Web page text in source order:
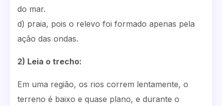
do mar.
d) praia, pois o relevo foi formado apenas pela
ação das ondas.
2) Leia o trecho:
Em uma região, os rios correm lentamente, o
terreno é baixo e quase plano, e durante o